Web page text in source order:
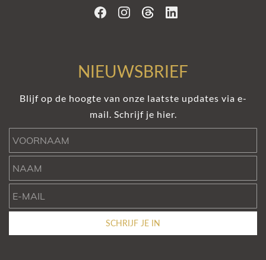
NIEUWSBRIEF
Blijf op de hoogte van onze laatste updates via e-
mail. Schrijf je hier.
SCHRIJF JE IN